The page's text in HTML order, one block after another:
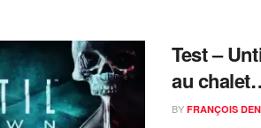
Test –
au
BY FRANÇOIS